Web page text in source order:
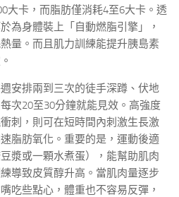
大卡，而脂肪僅消耗4至6大卡。透
為身體裝上「自動燃脂引擎」，
量。而且肌力訓練能提升胰島素
安排兩到三次的徒手深蹲、伏地
次20至30分鐘就能見效。高強度
刺，則可在短時間內刺激生長激
脂肪氧化。重要的是，運動後適
漿或一顆水煮蛋），能幫助肌肉
導致皮質醇升高。當肌肉量逐步
吃些點心，體重也不容易反彈，